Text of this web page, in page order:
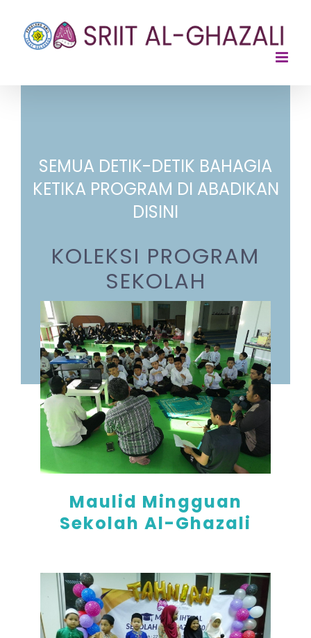
SEMUA DETIK-DETIK BAHAGIA
KETIKA PROGRAM DI ABADIKAN
DISINI
KOLEKSI PROGRAM
SEKOLAH
Maulid Mingguan
Sekolah Al-Ghazali